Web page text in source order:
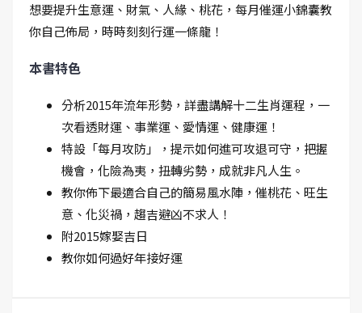
想要提升生意運、財氣、人緣、桃花，每月催運小錦囊教
你自己佈局，時時刻刻行運一條龍！
本書特色
分析2015年流年形勢，詳盡講解十二生肖運程，一
次看透財運、事業運、愛情運、健康運！
特設「每月攻防」，提示如何進可攻退可守，把握
機會，化險為夷，扭轉劣勢，成就非凡人生。
教你佈下最適合自己的簡易風水陣，催桃花、旺生
意、化災禍，趨吉避凶不求人！
附2015嫁娶吉日
教你如何過好年接好運